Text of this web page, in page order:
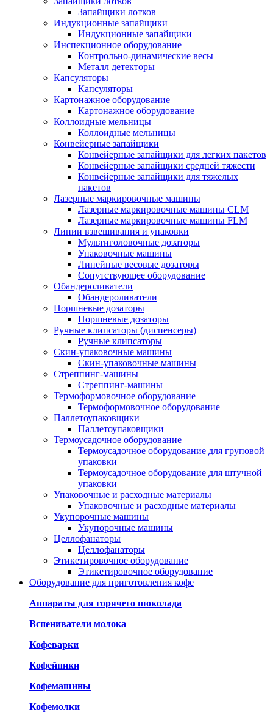
Запайщики лотков
Индукционные запайщики
Индукционные запайщики
Инспекционное оборудование
Контрольно-динамические весы
Металл детекторы
Капсуляторы
Капсуляторы
Картонажное оборудование
Картонажное оборудование
Коллоидные мельницы
Коллоидные мельницы
Конвейерные запайщики
Конвейерные запайщики для легких пакетов
Конвейерные запайщики средней тяжести
Конвейерные запайщики для тяжелых
пакетов
Лазерные маркировочные машины
Лазерные маркировочные машины CLM
Лазерные маркировочные машины FLM
Линии взвешивания и упаковки
Мультиголовочные дозаторы
Упаковочные машины
Линейные весовые дозаторы
Сопутствующее оборудование
Обандероливатели
Обандероливатели
Поршневые дозаторы
Поршневые дозаторы
Ручные клипсаторы (диспенсеры)
Ручные клипсаторы
Скин-упаковочные машины
Скин-упаковочные машины
Стреппинг-машины
Стреппинг-машины
Термоформовочное оборудование
Термоформовочное оборудование
Паллетоупаковщики
Паллетоупаковщики
Термоусадочное оборудование
Термоусадочное оборудование для груповой
упаковки
Термоусадочное оборудование для штучной
упаковки
Упаковочные и расходные материалы
Упаковочные и расходные материалы
Укупорочные машины
Укупорочные машины
Целлофанаторы
Целлофанаторы
Этикетировочное оборудование
Этикетировочное оборудование
Оборудование для приготовления кофе
Аппараты для горячего шоколада
Вспениватели молока
Кофеварки
Кофейники
Кофемашины
Кофемолки